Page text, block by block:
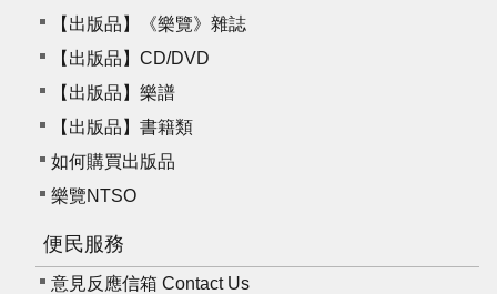
【出版品】《樂覽》雜誌
【出版品】CD/DVD
【出版品】樂譜
【出版品】書籍類
如何購買出版品
樂覽NTSO
便民服務
意見反應信箱 Contact Us